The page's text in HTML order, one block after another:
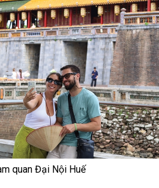
quan Đại Nội Huế